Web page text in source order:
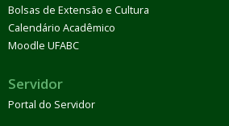
Bolsas de Extensão e Cultura
Calendário Acadêmico
Moodle UFABC
Servidor
Portal do Servidor